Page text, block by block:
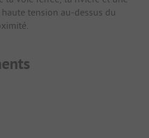
tension au-dessus du